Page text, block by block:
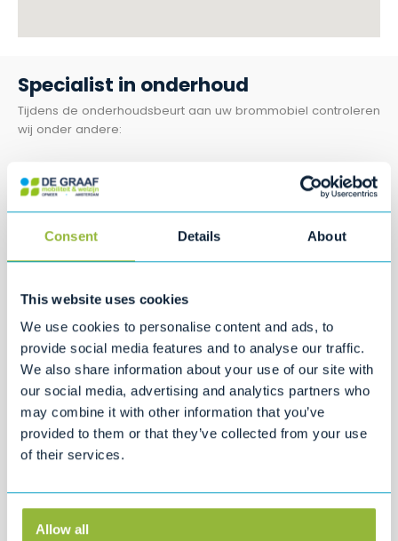
Consent Details About
This website uses cookies
We use cookies to personalise content and ads, to
provide social media features and to analyse our traffic.
We also share information about your use of our site with
our social media, advertising and analytics partners who
may combine it with other information that you’ve
provided to them or that they’ve collected from your use
of their services.
Allow all
Specialist in onderhoud
Tijdens de onderhoudsbeurt aan uw brommobiel controleren
wij onder andere:
Accu
Bandenspanning & brandstofverbruik
Oliepeil & vloeistoffen
Remmen
Ruitenwissers, ramen &
ruitenwisservloeistof
Schokbrekers